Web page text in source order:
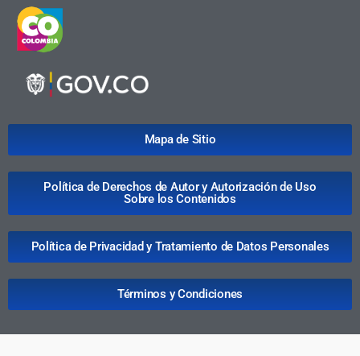
Mapa de Sitio
Política de Derechos de Autor y Autorización de Uso
Sobre los Contenidos
Política de Privacidad y Tratamiento de Datos Personales
Términos y Condiciones